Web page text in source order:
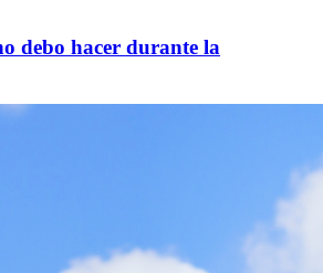
debo hacer durante la